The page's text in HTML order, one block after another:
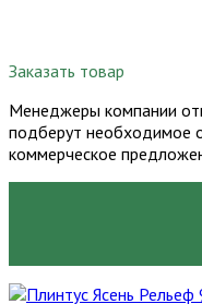
Заказать товар
Менеджеры компании
подберут необходимое
коммерческое